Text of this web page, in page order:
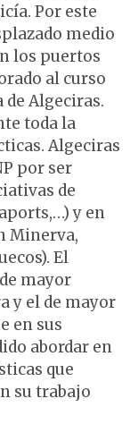
Por este
medio
los puertos
al curso
de Algeciras.
toda la
Algeciras
por ser
de
y en
Minerva,
El
mayor
y el de mayor
en sus
abordar en
que
su trabajo